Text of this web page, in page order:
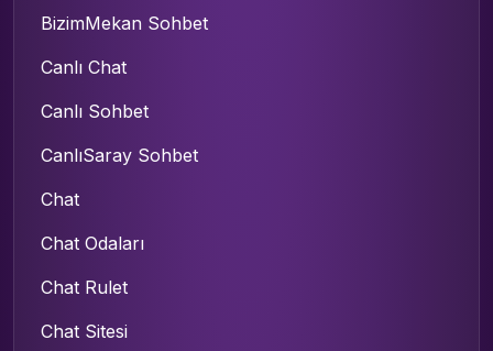
BizimMekan Sohbet
Canlı Chat
Canlı Sohbet
CanlıSaray Sohbet
Chat
Chat Odaları
Chat Rulet
Chat Sitesi